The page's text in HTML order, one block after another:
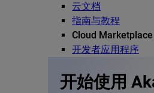
云文档
指南与教程
Cloud Marketplace
开发者应用程序
开始使用